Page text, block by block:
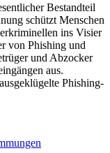
Bestandteil
schützt Menschen
ins Visier
von Phishing und
und Abzocker
aus.
Phishing-